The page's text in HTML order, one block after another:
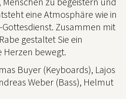
eine Atmosphäre wie in
Zusammen mit
gestaltet Sie ein
Herzen bewegt.
Buyer (Keyboards), Lajos
Weber (Bass), Helmut